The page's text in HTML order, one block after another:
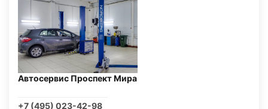
Автосервис Проспект Мира
+7 (495) 023-42-98